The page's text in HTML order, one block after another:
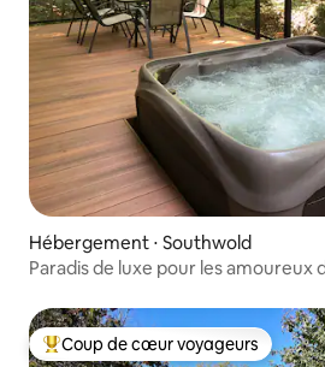
Hébergement ⋅ Southwold
Paradis de luxe pour les amoureux
Coups de cœur voyageurs les plus
Coup de cœur voyageurs